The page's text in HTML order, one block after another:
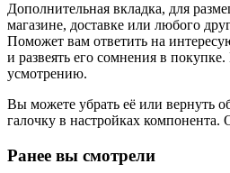
Дополнительная вкладка, для
магазине, доставке или любого
Поможет вам ответить на
и развеять его сомнения в
усмотрению.
Вы можете убрать её или вернуть
галочку в настройках компонента.
Ранее вы смотрели